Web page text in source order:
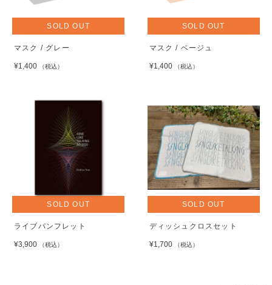
SOLD OUT
マスク / グレー
¥1,400 （税込）
SOLD OUT
マスク / ベージュ
¥1,400 （税込）
SOLD OUT
ライブパンフレット
¥3,900 （税込）
SOLD OUT
ディッシュクロスセット
¥1,700 （税込）